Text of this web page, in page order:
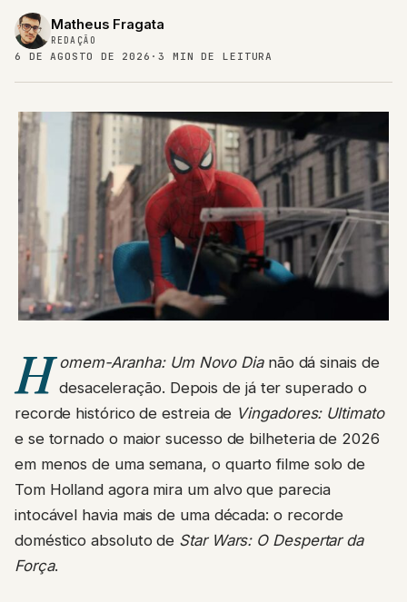
Matheus Fragata
REDAÇÃO
6 DE AGOSTO DE 2026 · 3 MIN DE LEITURA
H omem-Aranha: Um Novo Dianão dá sinais de
desaceleração. Depois de já ter superado o
recorde histórico de estreia de Vingadores: Ultimato
e se tornado o maior sucesso de bilheteria de 2026
em menos de uma semana, o quarto filme solo de
Tom Holland agora mira um alvo que parecia
intocável havia mais de uma década: o recorde
doméstico absoluto de Star Wars: O Despertar da
Força.